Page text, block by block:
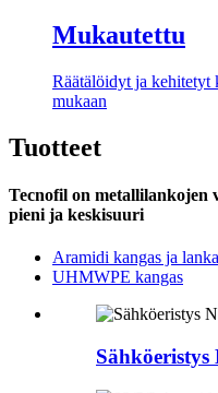
Mukautettu
Räätälöidyt ja kehitetyt
mukaan
Tuotteet
Tecnofil on metallilankojen
pieni ja keskisuuri
Aramidi kangas ja lanka
UHMWPE kangas